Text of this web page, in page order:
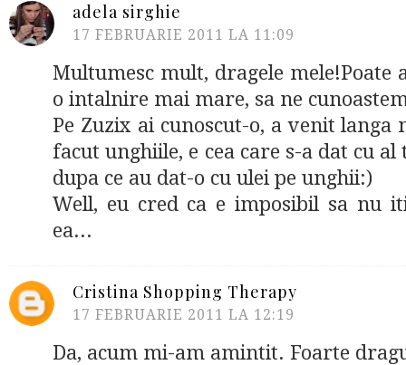
adela sirghie
17 FEBRUARIE 2011 LA 11:09
Multumesc mult, dragele mele!Poate
o intalnire mai mare, sa ne
Pe Zuzix ai cunoscut-o, a venit langa
facut unghiile, e cea care s-a dat cu
dupa ce au dat-o cu ulei pe unghii:)
Well, eu cred ca e imposibil sa nu
ea...
Cristina Shopping Therapy
17 FEBRUARIE 2011 LA 12:19
Da, acum mi-am amintit. Foarte